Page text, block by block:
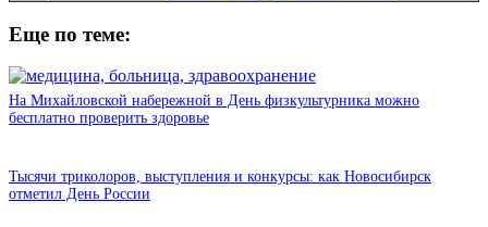
Еще по теме:
На Михайловской набережной в День физкультурника можно
бесплатно проверить здоровье
Тысячи триколоров, выступления и конкурсы: как Новосибирск
отметил День России